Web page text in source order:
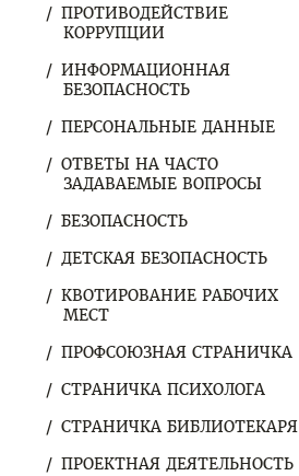
ПРОТИВОДЕЙСТВИЕ
КОРРУПЦИИ
ИНФОРМАЦИОННАЯ
БЕЗОПАСНОСТЬ
ПЕРСОНАЛЬНЫЕ ДАННЫЕ
ОТВЕТЫ НА ЧАСТО
ЗАДАВАЕМЫЕ ВОПРОСЫ
БЕЗОПАСНОСТЬ
ДЕТСКАЯ БЕЗОПАСНОСТЬ
КВОТИРОВАНИЕ РАБОЧИХ
МЕСТ
ПРОФСОЮЗНАЯ СТРАНИЧКА
СТРАНИЧКА ПСИХОЛОГА
СТРАНИЧКА БИБЛИОТЕКАРЯ
ПРОЕКТНАЯ ДЕЯТЕЛЬНОСТЬ